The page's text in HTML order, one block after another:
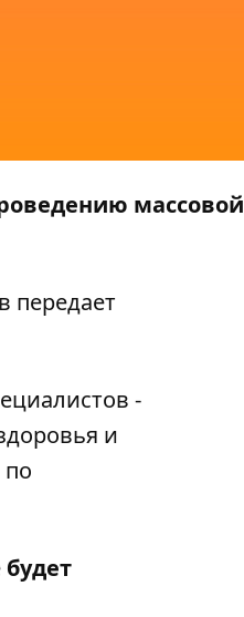
массовой
передает
-
и
будет